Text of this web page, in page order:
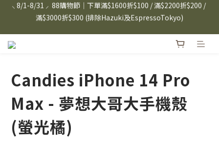
⸜ 8/1-8/31 ⸝  88購物節｜下單滿$1600折$100 / 滿$2200折$200 /
滿$3000折$300 (排除Hazuki及EspressoTokyo)
日本Hazuki眼鏡式放大鏡｜單入$3288 贈品牌保溫杯 (贈完為止)
Candies 手機殼 $299起🤳🏻下單即贈 限量造型鑰匙圈(款式隨機)
⸜ 8/1-8/31 ⸝  88購物節｜下單滿$1600折$100 / 滿$2200折$200 /
滿$3000折$300 (排除Hazuki及EspressoTokyo)
Candies iPhone 14 Pro
Max - 夢想大哥大手機殼
(螢光橘)